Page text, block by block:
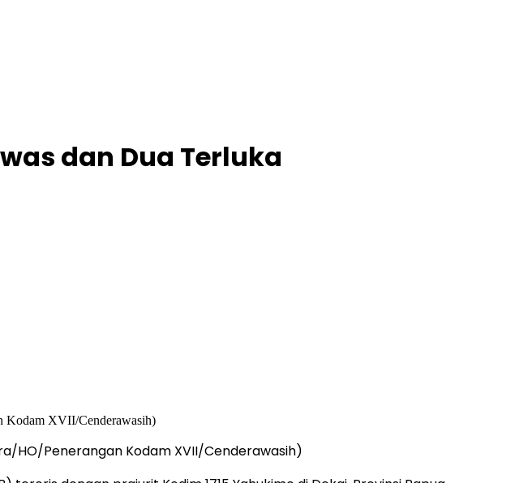
dan Dua Terluka
HO/Penerangan Kodam XVII/Cenderawasih)